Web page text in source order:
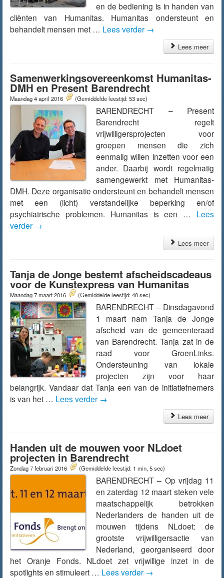
en de bediening is in handen van
cliënten van Humanitas. Humanitas ondersteunt en
behandelt mensen met … Lees verder →
Lees meer
Samenwerkingsovereenkomst Humanitas-
DMH en Present Barendrecht
Maandag 4 april 2016 (Gemiddelde leestijd: 53 sec)
BARENDRECHT – Present
Barendrecht regelt
vrijwilligersprojecten voor
groepen mensen die zich
eenmalig willen inzetten voor een
ander. Daarbij wordt regelmatig
samengewerkt met Humanitas-
DMH. Deze organisatie ondersteunt en behandelt mensen
met een (licht) verstandelijke beperking en/of
psychiatrische problemen. Humanitas is een … Lees
verder →
Lees meer
Tanja de Jonge bestemt afscheidscadeaus
voor de Kunstexpress van Humanitas
Maandag 7 maart 2016 (Gemiddelde leestijd: 40 sec)
BARENDRECHT – Dinsdagavond
1 maart nam Tanja de Jonge
afscheid van de gemeenteraad
van Barendrecht. Tanja zat in de
raad voor GroenLinks.
Ondersteuning van lokale
projecten zijn voor haar
belangrijk. Vandaar dat Tanja een van de initiatiefnemers
is van het … Lees verder →
Lees meer
Handen uit de mouwen voor NLdoet
projecten in Barendrecht
Zondag 7 februari 2016 (Gemiddelde leestijd: 1 min, 5 sec)
BARENDRECHT – Op vrijdag 11
en zaterdag 12 maart steken vele
maatschappelijk betrokken
Nederlanders de handen uit de
mouwen tijdens NLdoet: de
grootste vrijwilligersactie van
Nederland, georganiseerd door
het Oranje Fonds. NLdoet zet vrijwillige inzet in de
spotlights en stimuleert … Lees verder →